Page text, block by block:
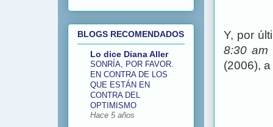
Y, por
8:30 am
(2006),
BLOGS RECOMENDADOS
Lo dice Diana Aller
SONRÍA, POR FAVOR.
EN CONTRA DE LOS
QUE ESTÁN EN
CONTRA DEL
OPTIMISMO
Hace 5 años